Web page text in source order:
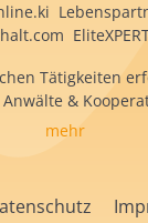
Tätigkeiten
&
mehr